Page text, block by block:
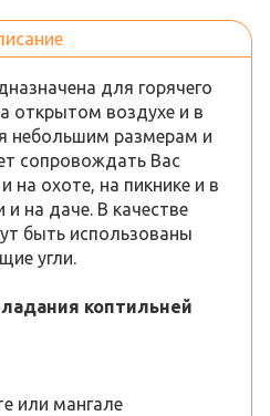
для горячего
открытом воздухе и в
небольшим размерам и
сопровождать Вас
на охоте, на пикнике и в
на даче. В качестве
быть использованы
угли.
коптильней
или мангале